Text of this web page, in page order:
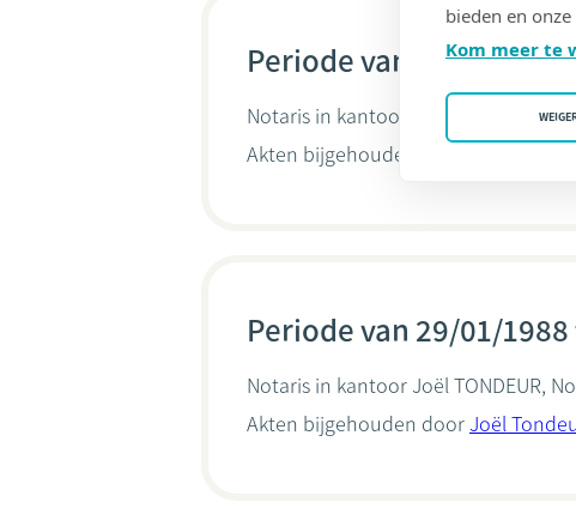
Periode van 01/06/2013
Notaris in kantoor
(6600
Akten bijgehouden door
Periode van 29/01/
Notaris in kantoor Joël TONDEUR,
Akten bijgehouden door Joël
bieden en
Kom meer te